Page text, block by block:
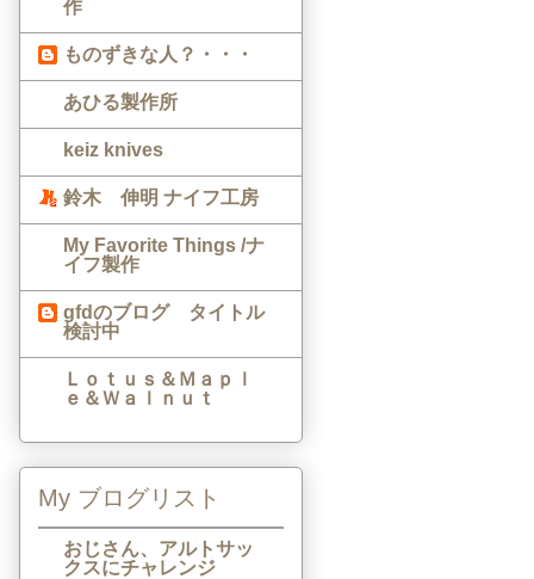
作
ものずきな人？・・・
あひる製作所
keiz knives
鈴木 伸明 ナイフ工房
My Favorite Things /ナ
イフ製作
gfdのブログ タイトル
検討中
Ｌｏｔｕｓ＆Ｍａｐｌ
ｅ＆Ｗａｌｎｕｔ
My ブログリスト
おじさん、アルトサッ
クスにチャレンジ